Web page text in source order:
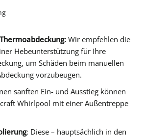
Wir empfehlen die
Hebeunterstützung für Ihre
um Schäden beim manuellen
vorzubeugen.
sanften Ein- und Ausstieg können
Whirlpool mit einer Außentreppe
: Diese – hauptsächlich in den